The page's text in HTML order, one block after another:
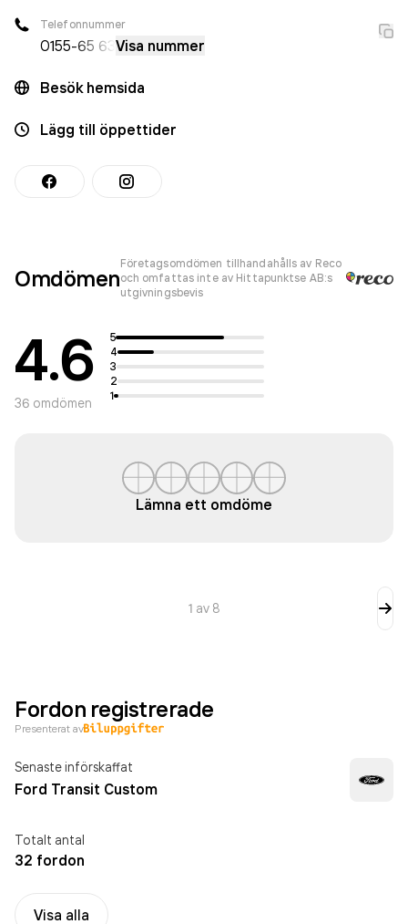
Telefonnummer
0155-65 63 Visa nummer
Besök hemsida
Lägg till öppettider
Omdömen
Företagsomdömen tillhandahålls av Reco
och omfattas inte av Hittapunktse AB:s
utgivningsbevis
4.6
36 omdömen
5
4
3
2
1
Lämna ett omdöme
1 av 8
Fordon registrerade
Presenterat av
Senaste införskaffat
Ford Transit Custom
Totalt antal
32 fordon
Visa alla